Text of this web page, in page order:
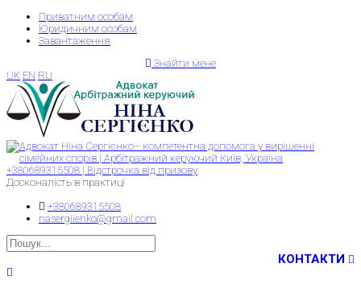
Приватним особам
Юридичним особам
Завантаження
Знайти мене
UK EN RU
Досконалість в практиці
+380689315508
nasergiienko@gmail.com
КОНТАКТИ